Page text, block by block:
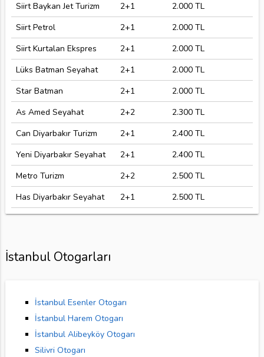
Siirt Baykan Jet Turizm
2+1
2.000 TL
Siirt Petrol
2+1
2.000 TL
Siirt Kurtalan Ekspres
2+1
2.000 TL
Lüks Batman Seyahat
2+1
2.000 TL
Star Batman
2+1
2.000 TL
As Amed Seyahat
2+2
2.300 TL
Can Diyarbakır Turizm
2+1
2.400 TL
Yeni Diyarbakır Seyahat
2+1
2.400 TL
Metro Turizm
2+2
2.500 TL
Has Diyarbakır Seyahat
2+1 2.500 TL
İstanbul Otogarları
İstanbul Esenler Otogarı
İstanbul Harem Otogarı
İstanbul Alibeyköy Otogarı
Silivri Otogarı